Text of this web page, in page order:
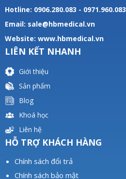
Hotline: 0906.280.083 - 0971.960.083
Email: sale@hbmedical.vn
Website: www.hbmedical.vn
LIÊN KẾT NHANH
Giới thiệu
Sản phẩm
Blog
Khoá học
Liên hệ
HỖ TRỢ KHÁCH HÀNG
Chính sách đổi trả
Chính sách bảo mật